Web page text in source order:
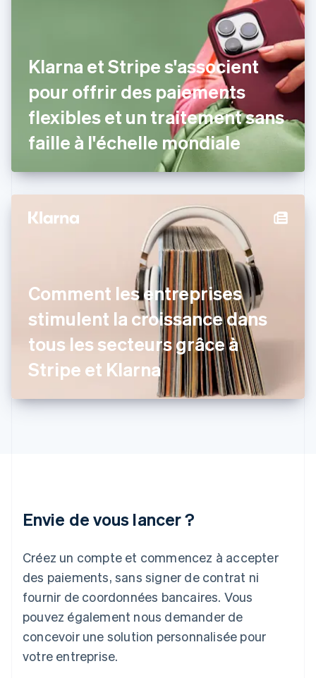
Klarna et Stripe s'associent
pour offrir des paiements
flexibles et un traitement sans
faille à l'échelle mondiale
Comment les entreprises
stimulent la croissance dans
tous les secteurs grâce à
Stripe et Klarna
Envie de vous lancer ?
Créez un compte et commencez à accepter
des paiements, sans signer de contrat ni
fournir de coordonnées bancaires. Vous
pouvez également nous demander de
concevoir une solution personnalisée pour
votre entreprise.
English Italiano
Danemark
English
Émirats arabes unis
English
Espagne
Español English
English
États-Unis
Finlande
English
Grèce
English
English
Inde
English
English
Deutsch English
Luxembourg
FrançaisDeutsch English
Malaisie
English 简体中文
Malte
English
EspañolEnglish